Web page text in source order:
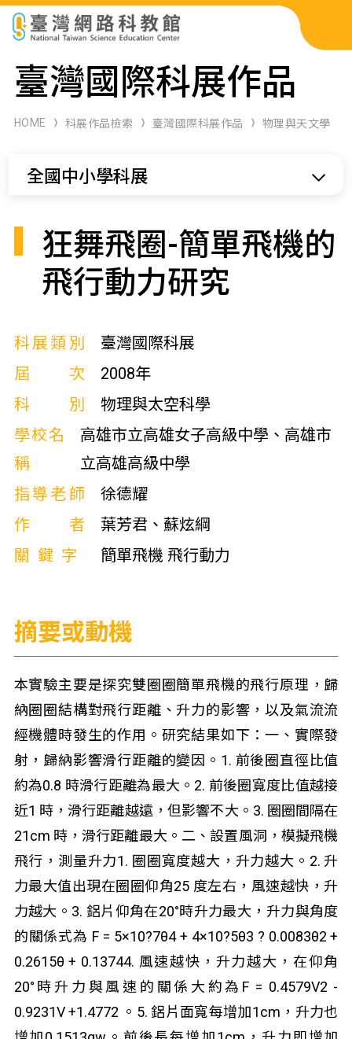
科展作品檢索
科學研習月刊
臺灣國際科展作品
HOME 科展作品檢索 臺灣國際科展作品 物理與天文學
全國中小學科展
狂舞飛圈-簡單飛機的
飛行動力研究
科展類別
臺灣國際科展
屆次
2008年
科別
物理與太空科學
學校名
稱
高雄市立高雄女子高級中學、高雄市
立高雄高級中學
指導老師
徐德耀
作者
葉芳君、蘇炫綱
關鍵字
簡單飛機 飛行動力
摘要或動機
本實驗主要是探究雙圈圈簡單飛機的飛行原理，歸
納圈圈結構對飛行距離、升力的影響，以及氣流流
經機體時發生的作用。研究結果如下：一、實際發
射，歸納影響滑行距離的變因。1. 前後圈直徑比值
約為0.8 時滑行距離為最大。2. 前後圈寬度比值越接
近1 時，滑行距離越遠，但影響不大。3. 圈圈間隔在
21cm 時，滑行距離最大。二、設置風洞，模擬飛機
飛行，測量升力1. 圈圈寬度越大，升力越大。2. 升
力最大值出現在圈圈仰角25 度左右，風速越快，升
力越大。3. 鋁片仰角在20°時升力最大，升力與角度
的關係式為 F = 5×10?7θ4+ 4×10?5θ3 ? 0.0083θ2 +
0.2615θ + 0.13744. 風速越快，升力越大，在仰角
20°時升力與風速的關係大約為F = 0.4579V2 -
0.9231V +1.4772 。5. 鋁片面寬每增加1cm，升力也